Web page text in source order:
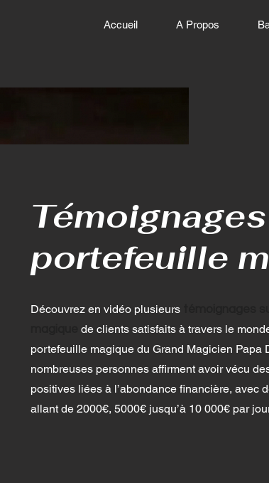
Accueil A Propos
portefeuille
Découvrez en vidéo plusieurs
de clients satisfaits à travers le
portefeuille magique du Grand Magicien Papa
nombreuses personnes affirment avoir vécu
positives liées à l’abondance financière, avec
allant de 2000€, 5000€ jusqu’à 10 000€ par